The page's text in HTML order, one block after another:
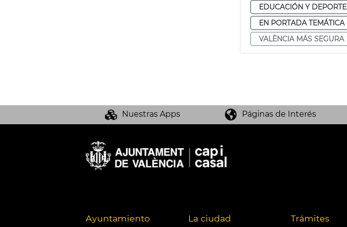
EDUCACIÓN Y DEPORTE
EN PORTADA TEMÁTICA
VALÈNCIA MÁS SEGURA
Nuestras Apps Páginas de Interés
Ayuntamiento La ciudad Trámites